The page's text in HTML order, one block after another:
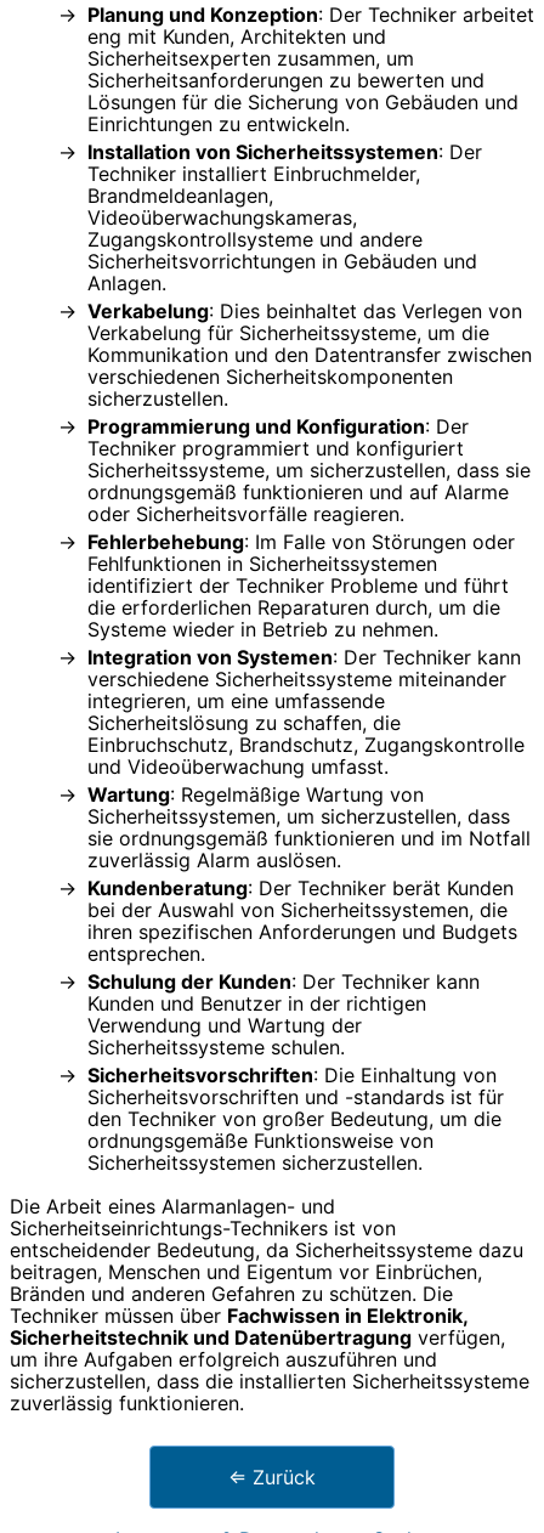
Planung und Konzeption: Der Techniker arbeitet
eng mit Kunden, Architekten und
Sicherheitsexperten zusammen, um
Sicherheitsanforderungen zu bewerten und
Lösungen für die Sicherung von Gebäuden und
Einrichtungen zu entwickeln.
Installation von Sicherheitssystemen: Der
Techniker installiert Einbruchmelder,
Brandmeldeanlagen,
Videoüberwachungskameras,
Zugangskontrollsysteme und andere
Sicherheitsvorrichtungen in Gebäuden und
Anlagen.
Verkabelung: Dies beinhaltet das Verlegen von
Verkabelung für Sicherheitssysteme, um die
Kommunikation und den Datentransfer zwischen
verschiedenen Sicherheitskomponenten
sicherzustellen.
Programmierung und Konfiguration: Der
Techniker programmiert und konfiguriert
Sicherheitssysteme, um sicherzustellen, dass sie
ordnungsgemäß funktionieren und auf Alarme
oder Sicherheitsvorfälle reagieren.
Fehlerbehebung: Im Falle von Störungen oder
Fehlfunktionen in Sicherheitssystemen
identifiziert der Techniker Probleme und führt
die erforderlichen Reparaturen durch, um die
Systeme wieder in Betrieb zu nehmen.
Integration von Systemen: Der Techniker kann
verschiedene Sicherheitssysteme miteinander
integrieren, um eine umfassende
Sicherheitslösung zu schaffen, die
Einbruchschutz, Brandschutz, Zugangskontrolle
und Videoüberwachung umfasst.
Wartung: Regelmäßige Wartung von
Sicherheitssystemen, um sicherzustellen, dass
sie ordnungsgemäß funktionieren und im Notfall
zuverlässig Alarm auslösen.
Kundenberatung: Der Techniker berät Kunden
bei der Auswahl von Sicherheitssystemen, die
ihren spezifischen Anforderungen und Budgets
entsprechen.
Schulung der Kunden: Der Techniker kann
Kunden und Benutzer in der richtigen
Verwendung und Wartung der
Sicherheitssysteme schulen.
Sicherheitsvorschriften: Die Einhaltung von
Sicherheitsvorschriften und -standards ist für
den Techniker von großer Bedeutung, um die
ordnungsgemäße Funktionsweise von
Sicherheitssystemen sicherzustellen.
Die Arbeit eines Alarmanlagen- und
Sicherheitseinrichtungs-Technikers ist von
entscheidender Bedeutung, da Sicherheitssysteme dazu
beitragen, Menschen und Eigentum vor Einbrüchen,
Bränden und anderen Gefahren zu schützen. Die
Techniker müssen über Fachwissen in Elektronik,
Sicherheitstechnik und Datenübertragung verfügen,
um ihre Aufgaben erfolgreich auszuführen und
sicherzustellen, dass die installierten Sicherheitssysteme
zuverlässig funktionieren.
⇐ Zurück